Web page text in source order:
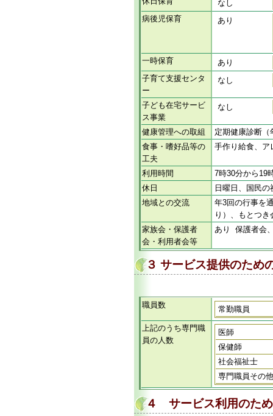
なし
病後児保育
あり
一時保育
あり
子育て支援センタ
ー
なし
子ども在宅サービ
ス事業
なし
健康管理への取組
定期健康診断
食事・嗜好品等の
工夫
手作り給食、
利用時間
7時30分から19
休日
日曜日、国民
地域との交流
年3回の行事を
り）、もとつ
家族会・保護者
会・利用者会等
あり 保護者会
３ サービス提供のため
職員数 常勤職員
上記のうち専門職
員の人数
医師
保健師
社会福祉士
専門職員その他
４ サービス利用のた